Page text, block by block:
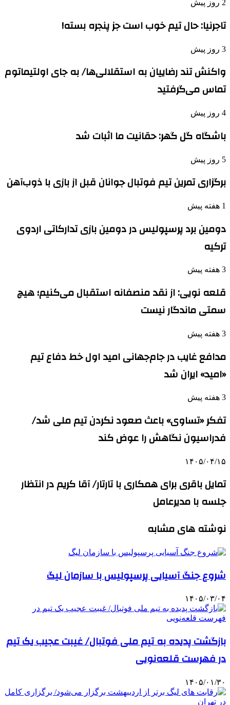
2 روز پیش
تاجرنیا: حال تیم خوب است جز پنجره بسته!
3 روز پیش
واکنش تند رضاییان به استقلالی‌ها/ به جای اولتیماتوم
تماس می‌گرفتید
4 روز پیش
باشگاه گل گهر: حقانیت ما اثبات شد
5 روز پیش
برگزاری تمرین تیم فوتبال جوانان قبل از بازی با ذوب‌آهن
1 هفته پیش
دومین برد پرسپولیس در دومین بازی تدارکاتی اردوی
ترکیه
3 هفته پیش
قلعه نویی: از نقد منصفانه استقبال می‌کنیم؛ هیچ
سمتی ماندگار نیست
3 هفته پیش
مدافع غایب در جام‌جهانی امید اول خط دفاع تیم
«امید» ایران شد
3 هفته پیش
تفکر «تساوی» باعث صعود نکردن تیم ملی شد/
فدراسیون نگاهش را عوض کند
۱۴۰۵/۰۴/۱۵
تمایل باقری برای همکاری با تارتار/ آقا کریم در انتظار
جلسه با مدیرعامل
نوشته های مشابه
شروع جنگ آسیایی پرسپولیس با سازمان لیگ
۱۴۰۵/۰۳/۰۴
بازگشت پدیده به تیم ملی فوتبال/ غیبت عجیب یک تیم
در فهرست قلعه‌نویی
۱۴۰۵/۰۱/۳۰